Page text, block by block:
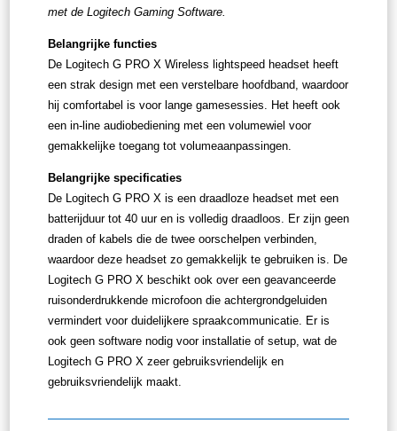
met de Logitech Gaming Software.
Belangrijke functies
De Logitech G PRO X Wireless lightspeed headset heeft
een strak design met een verstelbare hoofdband, waardoor
hij comfortabel is voor lange gamesessies. Het heeft ook
een in-line audiobediening met een volumewiel voor
gemakkelijke toegang tot volumeaanpassingen.
Belangrijke specificaties
De Logitech G PRO X is een draadloze headset met een
batterijduur tot 40 uur en is volledig draadloos. Er zijn geen
draden of kabels die de twee oorschelpen verbinden,
waardoor deze headset zo gemakkelijk te gebruiken is. De
Logitech G PRO X beschikt ook over een geavanceerde
ruisonderdrukkende microfoon die achtergrondgeluiden
vermindert voor duidelijkere spraakcommunicatie. Er is
ook geen software nodig voor installatie of setup, wat de
Logitech G PRO X zeer gebruiksvriendelijk en
gebruiksvriendelijk maakt.